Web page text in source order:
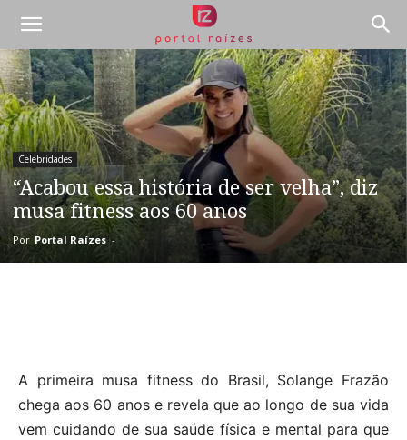
Celebridades
“Acabou essa história de ser velha”, diz
musa fitness aos 60 anos
Por Portal Raízes -
A primeira musa fitness do Brasil, Solange Frazão
chega aos 60 anos e revela que ao longo de sua vida
vem cuidando de sua saúde física e mental para que